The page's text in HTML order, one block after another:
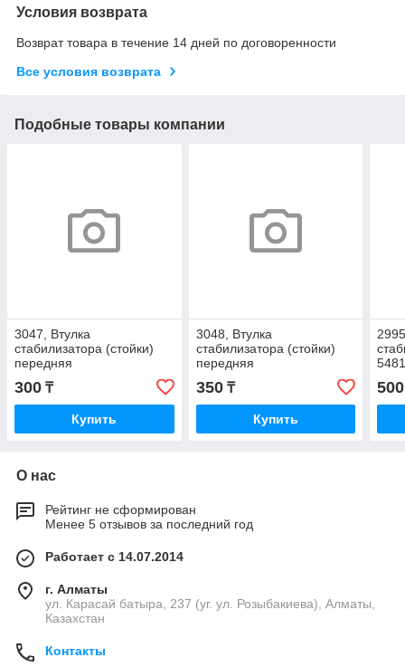
Условия возврата
Возврат товара в течение 14 дней по договоренности
Все условия возврата
Подобные товары компании
3047, Втулка
стабилизатора (стойки)
передняя
300 ₸
Купить
3048, Втулка
стабилизатора (стойки)
передняя
350₸
Купить
500
О нас
Рейтинг не сформирован
Менее 5 отзывов за последний год
Работает с 14.07.2014
г. Алматы
ул. Карасай батыра, 237 (уг. ул. Розыбакиева), Алматы,
Казахстан
Контакты